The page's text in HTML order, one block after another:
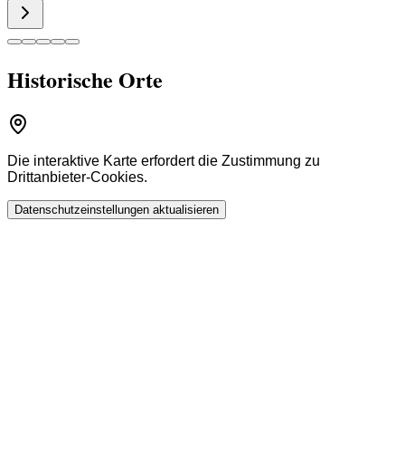
Historische Orte
Die interaktive Karte erfordert die Zustimmung zu
Drittanbieter-Cookies.
Datenschutzeinstellungen aktualisieren